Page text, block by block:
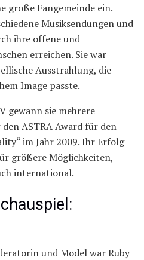
große Fangemeinde ein.
Musiksendungen und
ihre offene und
erreichen. Sie war
Ausstrahlung, die
Image passte.
gewann sie mehrere
ASTRA Award für den
im Jahr 2009. Ihr Erfolg
größere Möglichkeiten,
international.
und Model war Ruby